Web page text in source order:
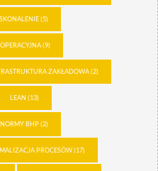
(5)
(9)
ZAKŁADOWA(2)
LEAN (13)
NORMY BHP(2)
PROCESÓW(17)